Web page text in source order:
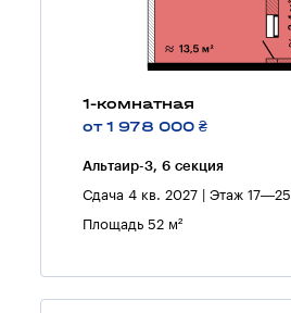
1-комнатная
от 1 978 000 ₴
Альтаир-3, 6 секция
Сдача 4 кв. 2027 | Этаж 17—25
Площадь 52 м²